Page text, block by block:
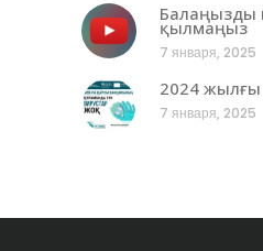
Балаңызды
қылмаңыз
7 января, 2025
2024
7 января, 2025